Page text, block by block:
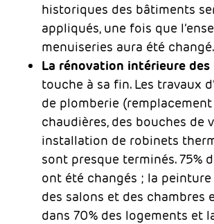
historiques des bâtiments
appliqués, une fois que
menuiseries aura été changé.
La rénovation intérieure des
touche à sa fin. Les travaux
de plomberie (remplacement
chaudières, des bouches de
installation de robinets
sont presque terminés. 75%
ont été changés ; la peinture
des salons et des chambres
dans 70% des logements et